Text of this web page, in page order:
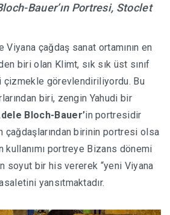
Bauer’ın Portresi, Stoclet
Viyana çağdaş sanat ortamının en
biri olan Klimt, sık sık üst sınıf
çizmekle görevlendiriliyordu. Bu
biri, zengin Yahudi bir
Bloch-Bauer’in portresidir
çağdaşlarından birinin portresi olsa
kullanımı portreye Bizans dönemi
soyut bir his vererek “yeni Viyana
yansıtmaktadır.